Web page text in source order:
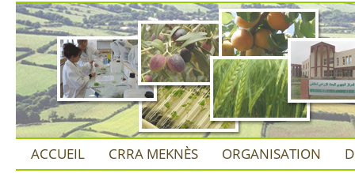
ACCUEIL CRRA MEKNÈS ORGANISATION